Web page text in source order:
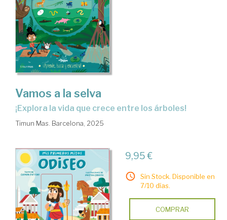
Vamos a la selva
¡Explora la vida que crece entre los árboles!
Timun Mas. Barcelona, 2025
9,95 €
Sin Stock. Disponible en
7/10 días.
COMPRAR